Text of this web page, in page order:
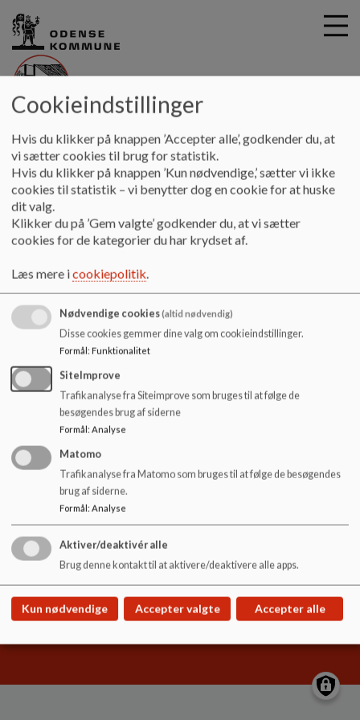
i
Højby Skole
Information Samarbejdspartnere Højby Nyt
Højby Nyt
Højby Nyt er lokalområdets lokale avis, der udkommer 7
Vi skriver ofte artikler til Højby Nyt om stort og småt på
skolen.
Højby Nyt
Højby Skole
Nørrelunden 20, 5260 Odense S
hoejby.skole.buf@odense.dk
+45 63750900
5798006606658
Sitemap
Cookie politik
Cookieindstillinger
Hvis du klikker på knappen ’Accepter alle’, godkender du, at
vi sætter cookies til brug for statistik.
Hvis du klikker på knappen ’Kun nødvendige,’ sætter vi ikke
cookies til statistik – vi benytter dog en cookie for at huske
dit valg.
Klikker du på ’Gem valgte’ godkender du, at vi sætter
cookies for de kategorier du har krydset af.
Læs mere icookiepolitik.
Nødvendige cookies(altid nødvendig)
Disse cookies gemmer dine valg om cookieindstillinger.
Formål: Funktionalitet
SiteImprove
Trafikanalyse fra Siteimprove som bruges til at følge de
besøgendes brug af siderne
Formål: Analyse
Matomo
Trafikanalyse fra Matomo som bruges til at følge de besøgendes
brug af siderne.
Formål: Analyse
Aktiver/deaktivér alle
Brug denne kontakt til at aktivere/deaktivere alle apps.
Kun nødvendige Accepter valgte Accepter alle